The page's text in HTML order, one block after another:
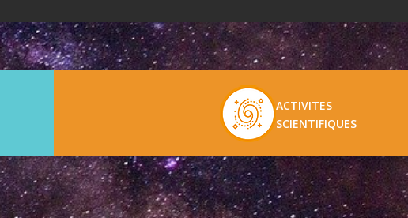
ACTIVITES
SCIENTIFIQUES